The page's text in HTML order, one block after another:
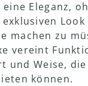
Eleganz,
Look
machen zu
vereint
und Weise,
können.